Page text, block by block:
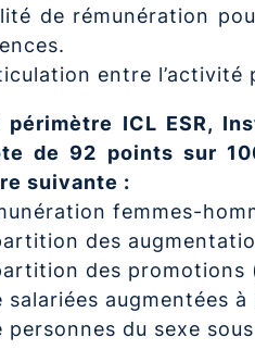
de rémunération
entre
périmètre ICL ESR,
de 92 points sur
suivante :
femmes-
des
des promotions
salariées augmentées
personnes du sexe